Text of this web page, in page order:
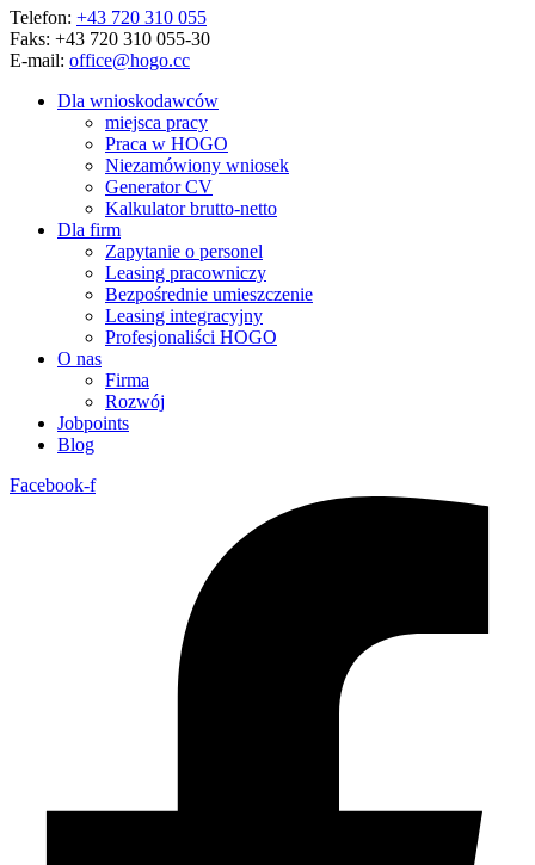
Telefon: +43 720 310 055
Faks: +43 720 310 055-30
E-mail: office@hogo.cc
Dla wnioskodawców
miejsca pracy
Praca w HOGO
Niezamówiony wniosek
Generator CV
Kalkulator brutto-netto
Dla firm
Zapytanie o personel
Leasing pracowniczy
Bezpośrednie umieszczenie
Leasing integracyjny
Profesjonaliści HOGO
O nas
Firma
Rozwój
Jobpoints
Blog
Facebook-f